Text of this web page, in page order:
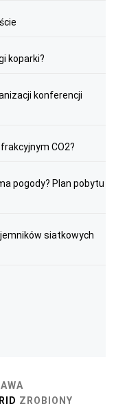
koparki?
konferencji
CO2?
pogody? Plan pobytu
siatkowych
ZROBIONY